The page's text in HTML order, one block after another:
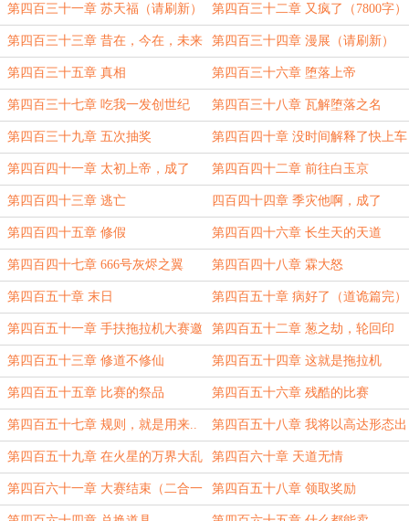
漂亮了
第四百三十一章 苏天福（请刷新） 第四百三十二章 又疯了（7800字）
第四百三十三章 昔在，今在，未来
永在
第四百三十四章 漫展（请刷新）
第四百三十五章 真相 第四百三十六章 堕落上帝
第四百三十七章 吃我一发创世纪 第四百三十八章 瓦解堕落之名
第四百三十九章 五次抽奖 第四百四十章 没时间解释了快上车
第四百四十一章 太初上帝，成了
（请刷新）
第四百四十二章 前往白玉京
第四百四十三章 逃亡 四百四十四章 季灾他啊，成了
第四百四十五章 修假 第四百四十六章 长生天的天道
第四百四十七章 666号灰烬之翼 第四百四十八章 霖大怒
第四百五十章 末日 第四百五十章 病好了（道诡篇完）
第四百五十一章 手扶拖拉机大赛邀
请函
第四百五十二章 葱之劫，轮回印
第四百五十三章 修道不修仙 第四百五十四章 这就是拖拉机
第四百五十五章 比赛的祭品 第四百五十六章 残酷的比赛
第四百五十七章 规则，就是用来..
你知道我要说什么
第四百五十八章 我将以高达形态出
击
第四百五十九章 在火星的万界大乱
斗被曝光了
第四百六十章 天道无情
第四百六十一章 大赛结束（二合一 第四百五十八章 领取奖励